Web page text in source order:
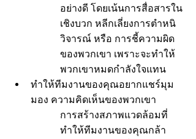
อย่างดี โดยเน้นการสื่อสารใน
เชิงบวก หลีกเลี่ยงการตำหนิ
วิจารณ์ หรือ การชี้ความผิด
ของพวกเขา เพราะจะทำให้
พวกเขาหมดกำลังใจแทน
ทำให้ทีมงานของคุณอยากแชร์มุม
มอง ความคิดเห็นของพวกเขา
การสร้างสภาพแวดล้อมที่
ทำให้ทีมงานของคุณกล้า